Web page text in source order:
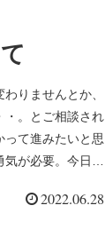
りませんとか、
・。とご相談され
って進みたいと思
気が必要。今日こ
2022.06.28